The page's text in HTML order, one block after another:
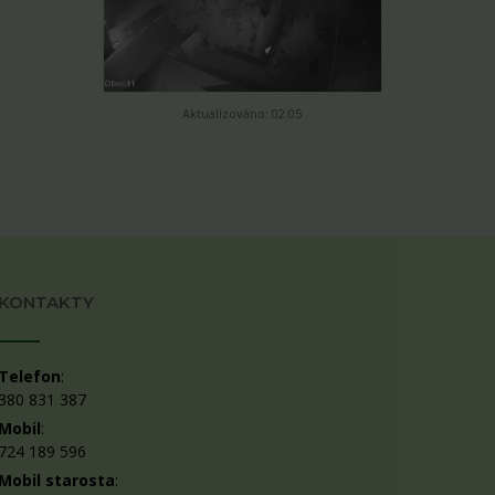
Aktualizováno: 02:05
:
831 387
:
189 596
starosta: